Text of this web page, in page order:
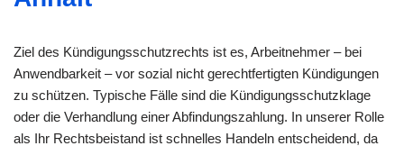
Ziel des Kündigungsschutzrechts ist es, Arbeitnehmer – bei
Anwendbarkeit – vor sozial nicht gerechtfertigten Kündigungen
zu schützen. Typische Fälle sind die Kündigungsschutzklage
oder die Verhandlung einer Abfindungszahlung. In unserer Rolle
als Ihr Rechtsbeistand ist schnelles Handeln entscheidend, da